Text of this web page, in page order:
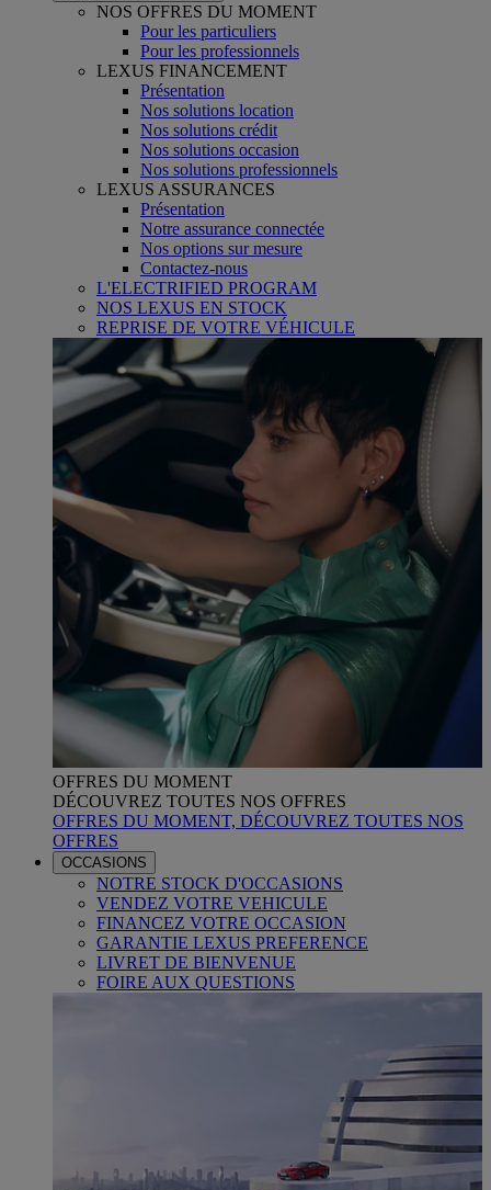
NOS OFFRES DU MOMENT
Pour les particuliers
Pour les professionnels
LEXUS FINANCEMENT
Présentation
Nos solutions location
Nos solutions crédit
Nos solutions occasion
Nos solutions professionnels
LEXUS ASSURANCES
Présentation
Notre assurance connectée
Nos options sur mesure
Contactez-nous
L'ELECTRIFIED PROGRAM
NOS LEXUS EN STOCK
REPRISE DE VOTRE VÉHICULE
OFFRES DU MOMENT
DÉCOUVREZ TOUTES NOS OFFRES
OFFRES DU MOMENT, DÉCOUVREZ TOUTES NOS
OFFRES
OCCASIONS
NOTRE STOCK D'OCCASIONS
VENDEZ VOTRE VEHICULE
FINANCEZ VOTRE OCCASION
GARANTIE LEXUS PREFERENCE
LIVRET DE BIENVENUE
FOIRE AUX QUESTIONS